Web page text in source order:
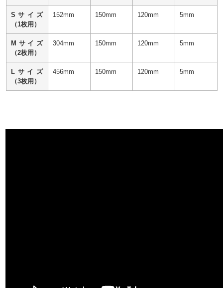
Sサイズ
（1枚用）
152mm 150mm 120mm 5mm
Mサイズ
（2枚用）
304mm 150mm 120mm 5mm
Lサイズ
（3枚用）
456mm 150mm 120mm 5mm